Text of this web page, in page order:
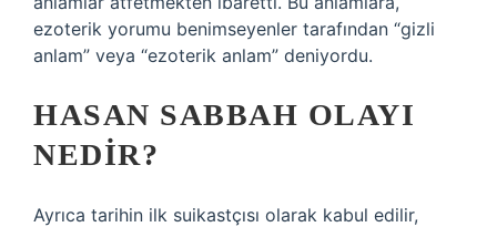
ezoterik yorumu benimseyenler tarafından “gizli
anlam” veya “ezoterik anlam” deniyordu.
HASAN SABBAH OLAYI
NEDIR?
Ayrıca tarihin ilk suikastçısı olarak kabul edilir,